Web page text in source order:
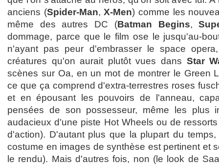
anciens (Spider-Man,X-Men) comme les
même des autres DC (Batman Begins,
dommage, parce que le film ose le jusqu'au-
n'ayant pas peur d'embrasser le space
créatures qu'on aurait plutôt vues dans Star
scènes sur Oa, en un mot de montrer le Green
ce que ça comprend d'extra-terrestres roses
et en épousant les pouvoirs de l'anneau,
pensées de son possesseur, même les plus
audacieux d'une piste Hot Wheels ou de
d'action). D'autant plus que la plupart du
costume en images de synthèse est pertinent et
le rendu). Mais d'autres fois, non (le look de